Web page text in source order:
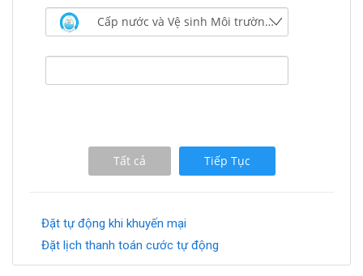
Tất cả Tiếp Tục
Đặt tự động khi khuyến mại
Đặt lịch thanh toán cước tự động